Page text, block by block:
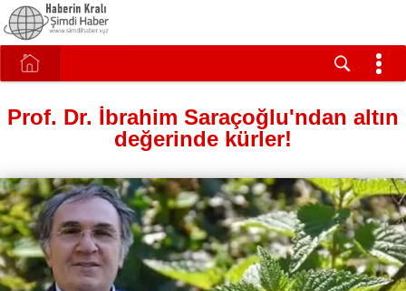
Prof. Dr. İbrahim Saraçoğlu'ndan altın
değerinde kürler!